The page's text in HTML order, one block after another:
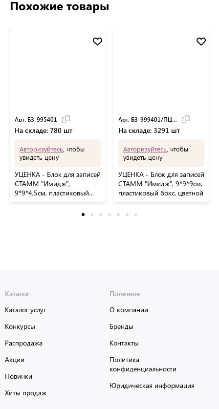
Похожие товары
Арт. БЗ-995401
На складе: 780 шт
Авторизуйтесь , чтобы
увидеть цену
УЦЕНКА - Блок для записей
СТАММ "Имидж",
9*9*4,5см, пластиковый
Арт. БЗ-999401/ПЦ41
На складе: 3291 шт
Авторизуйтесь , чтобы
увидеть цену
УЦЕНКА - Блок для записей
СТАММ "Имидж", 9*9*9см,
пластиковый бокс, цветной
Каталог
Каталог услуг
Конкурсы
Распродажа
Акции
Новинки
Хиты продаж
Полезное
О компании
Бренды
Контакты
Политика
конфиденциальности
Юридическая информация